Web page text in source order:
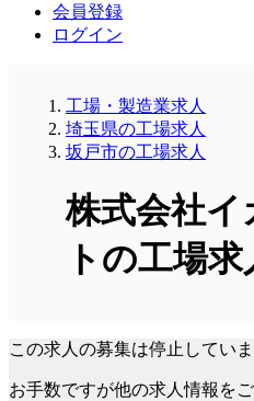
会員登録
ログイン
工場・製造業求人
埼玉県の工場求人
坂戸市の工場求人
株式会社イ
トの工場
この求人の募集は停止していま
お手数ですが他の求人情報をご